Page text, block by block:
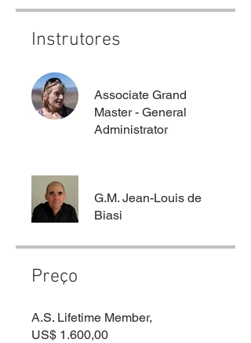
Instrutores
Associate Grand
Master - General
Administrator
G.M. Jean-Louis de
Biasi
Preço
A.S. Lifetime Member,
US$ 1.600,00